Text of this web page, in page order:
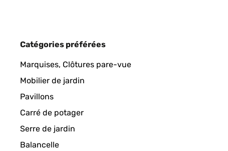
Catégories préférées
Marquises, Clôtures pare-vue
Mobilier de jardin
Pavillons
Carré de potager
Serre de jardin
Balancelle